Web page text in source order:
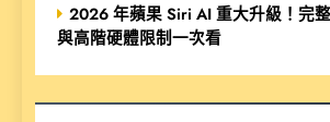
2026 年蘋果 Siri AI 重大升級！完
與高階硬體限制一次看